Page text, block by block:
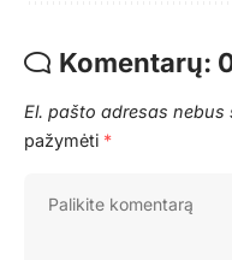
Komentarų:
El. pašto adresas nebus
pažymėti *